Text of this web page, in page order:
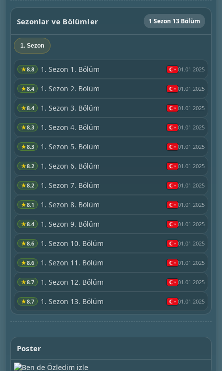
Sezonlar ve Bölümler 1 Sezon 13 Bölüm
1. Sezon
★8.8 1. Sezon 1. Bölüm 01.01.2025
★8.4 1. Sezon 2. Bölüm 01.01.2025
★8.4 1. Sezon 3. Bölüm 01.01.2025
★8.3 1. Sezon 4. Bölüm 01.01.2025
★8.3 1. Sezon 5. Bölüm 01.01.2025
★8.2 1. Sezon 6. Bölüm 01.01.2025
★8.2 1. Sezon 7. Bölüm 01.01.2025
★8.1 1. Sezon 8. Bölüm 01.01.2025
★8.4 1. Sezon 9. Bölüm 01.01.2025
★8.6 1. Sezon 10. Bölüm 01.01.2025
★8.6 1. Sezon 11. Bölüm 01.01.2025
★8.7 1. Sezon 12. Bölüm 01.01.2025
★8.7 1. Sezon 13. Bölüm 01.01.2025
Poster